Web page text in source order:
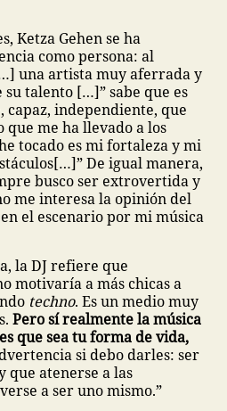
Ketza Gehen se ha
como persona: al
una artista muy aferrada y
talento […]” sabe que es
independiente, que
me ha llevado a los
tocado es mi fortaleza y mi
De igual manera,
busco ser extrovertida y
me interesa la opinión del
el escenario por mi música
la DJ refiere que
motivaría a más chicas a
techno. Es un medio muy
Pero sí realmente la música
que sea tu forma de vida,
si debo darles: ser
que atenerse a las
a ser uno mismo.”